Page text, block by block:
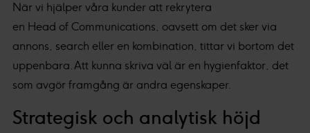
När vi hjälper våra kunder att rekrytera
en Head of Communications, oavsett om det sker via
annons, search eller en kombination, tittar vi bortom det
uppenbara. Att kunna skriva väl är en hygienfaktor, det
som avgör framgång är andra egenskaper.
Strategisk och analytisk höjd